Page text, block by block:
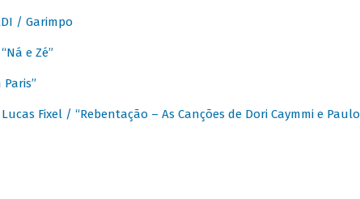
/ Garimpo
e Zé”
Fixel / “Rebentação – As Canções de Dori Caymmi e Paulo